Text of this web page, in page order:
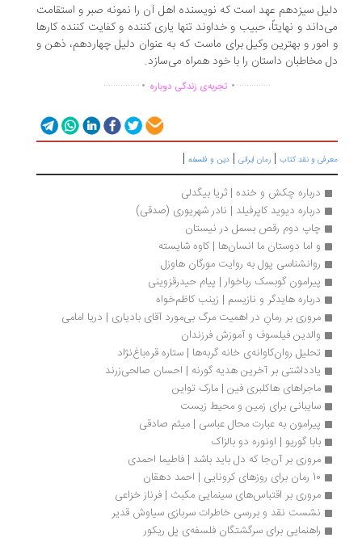
سیزدهم عهد است که نویسنده اهل آن را نمونه صبر و استقامت
و نهایتاً، حبیب و خداوند تنها یاری کننده و کفایت کننده کارها
و بهترین وکیل برای ماست که به عنوان دلیل چهاردهم، ذهن و
مخاطبان داستان را با خود همراه می‌سازد.
................تجربه‌ی زندگی دوباره ...............
و نقد کتاب|رمان ایرانی|دین و فلسفه|
درباره چکش و خنده | ثریا بیگدلی
درباره دیوید کاپرفیلد | نادر شهریوری (صدقی)
چاپ دوم رقص بسمل در نیستان
و اما دوستان ما انسان‌ها | کاوه شایسته
روانشناسی پول به روایت مورگان هاوزل
پیرامون گوبسک رباخوار | پیام حیدرقزوینی
درباره هایدگر و نازیسم | زینب کاظم‌خواه
مروری بر رمانِ در اهمیت مرگ بی‌مورد آقای بادیاری | دریا امامی
والدین فیلسوف و آموزش فرزندان
تحلیل روان‌کاوانه‌ی خانه گربه‌ها | ستاره قره‌باغ‌نژاد
یادداشتی بر آخرین هدیه گورنه | احسان صالحی‌زرند
ماجراهای هاکلبری فین | مارک تواین
سایبانی برای زمین و محیط زیست
پیرامون به عبارت محال عباسی | میثم صادقی
بابا گوریو | اونوره دو بالزاک
مروری بر آن‌جا که دل باید باشد | فاطیما احمدی
مروری بر اقتباس‌های سینمایی مکبث | فرناز خزاعی
نشست نقد و بررسی خاطرات سربازی سیاوش قدیر
راهنمایی برای سرگشتگان فلسفه‌ی پل ریکور